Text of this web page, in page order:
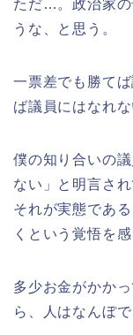
ただ…。政治家の
うな、と思う。
一票差でも勝て
ば議員にはなれな
僕の知り合いの
ない」と明言さ
それが実態であ
くという覚悟を感
多少お金がかか
ら、人はなんぼ